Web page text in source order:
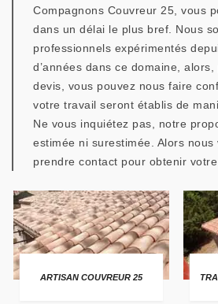
Compagnons Couvreur 25, vous
dans un délai le plus bref. Nous
professionnels expérimentés
d’années dans ce domaine,
devis, vous pouvez nous faire
votre travail seront établis de
Ne vous inquiétez pas, notre
estimée ni surestimée. Alors nous
prendre contact pour obtenir votre
ARTISAN COUVREUR 25